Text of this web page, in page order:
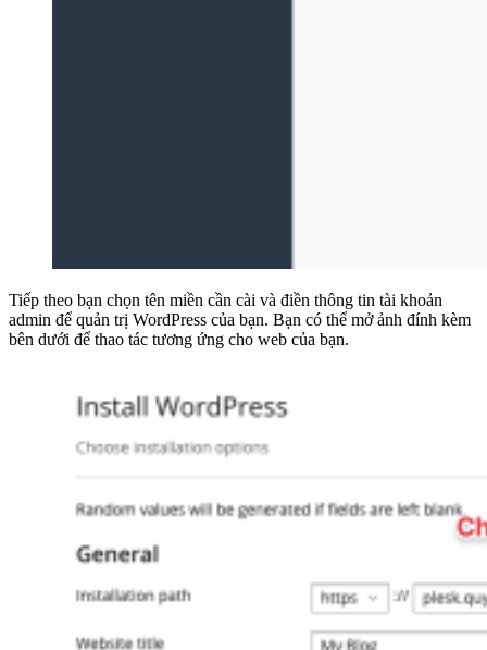
Tiếp theo bạn chọn tên miền cần cài và điền thông tin tài khoản
admin để quản trị WordPress của bạn. Bạn có thể mở ảnh đính kèm
bên dưới để thao tác tương ứng cho web của bạn.